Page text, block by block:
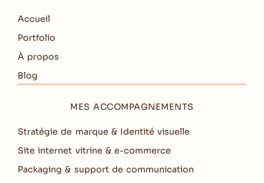
Accueil
Portfolio
À propos
Blog
MES ACCOMPAGNEMENTS
Stratégie de marque & Identité visuelle
Site internet vitrine & e-commerce
Packaging & support de communication